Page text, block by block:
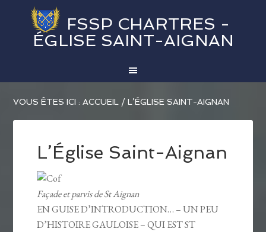
FSSP CHARTRES -
ÉGLISE SAINT-AIGNAN
VOUS ÊTES ICI :ACCUEIL / L’ÉGLISE SAINT-AIGNAN
L’Église Saint-Aignan
Façade et parvis de St Aignan
EN GUISE D’INTRODUCTION… – UN PEU
D’HISTOIRE GAULOISE – QUI EST ST